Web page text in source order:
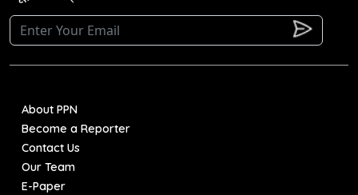
About PPN
Become a Reporter
Contact Us
Our Team
E-Paper